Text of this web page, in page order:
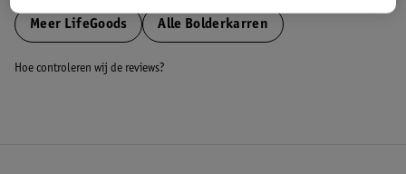
Meer LifeGoods Alle Bolderkarren
Hoe controleren wij de reviews?